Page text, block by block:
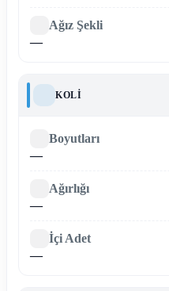
Ağız Şekli
—
KOLI
Boyutları
—
Ağırlığı
—
İçi Adet
—